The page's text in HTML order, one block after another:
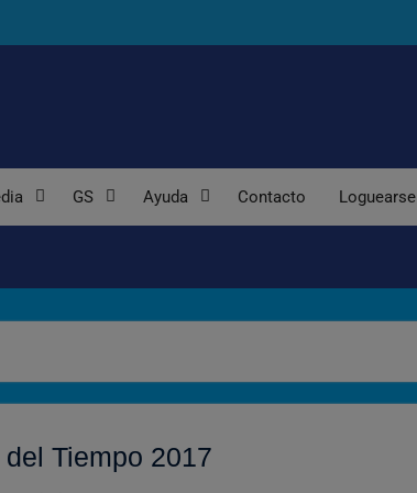
GS Ayuda Contacto Loguearse
Tiempo 2017